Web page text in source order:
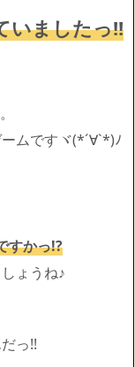
いましたっ!!
ムですヾ(*´∀`*)ﾉ
すかっ!?
ょうね♪
っ!!